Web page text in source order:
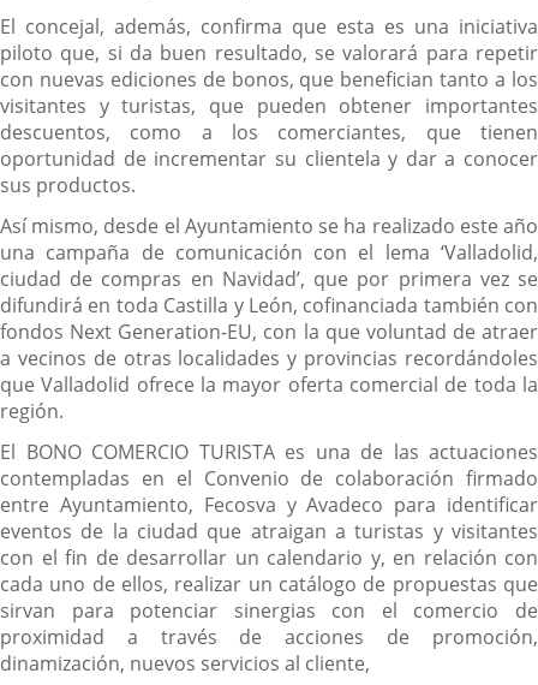
El concejal, además, confirma que esta es una iniciativa
piloto que, si da buen resultado, se valorará para repetir
con nuevas ediciones de bonos, que benefician tanto a los
visitantes y turistas, que pueden obtener importantes
descuentos, como a los comerciantes, que tienen
oportunidad de incrementar su clientela y dar a conocer
sus productos.
Así mismo, desde el Ayuntamiento se ha realizado este año
una campaña de comunicación con el lema ‘Valladolid,
ciudad de compras en Navidad’, que por primera vez se
difundirá en toda Castilla y León, cofinanciada también con
fondos Next Generation-EU, con la que voluntad de atraer
a vecinos de otras localidades y provincias recordándoles
que Valladolid ofrece la mayor oferta comercial de toda la
región.
El BONO COMERCIO TURISTA es una de las actuaciones
contempladas en el Convenio de colaboración firmado
entre Ayuntamiento, Fecosva y Avadeco para identificar
eventos de la ciudad que atraigan a turistas y visitantes
con el fin de desarrollar un calendario y, en relación con
cada uno de ellos, realizar un catálogo de propuestas que
sirvan para potenciar sinergias con el comercio de
proximidad a través de acciones de promoción,
dinamización, nuevos servicios al cliente,